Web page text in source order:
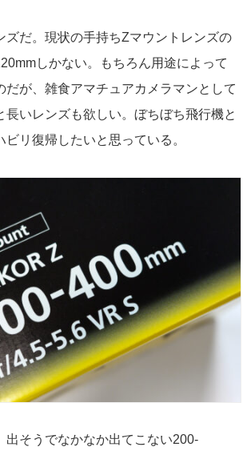
だ。現状の手持ちZマウントレンズの
しかない。もちろん用途によって
だが、雑食アマチュアカメラマンとして
長いレンズも欲しい。ぼちぼち飛行機と
リ復帰したいと思っている。
そうでなかなか出てこない200-